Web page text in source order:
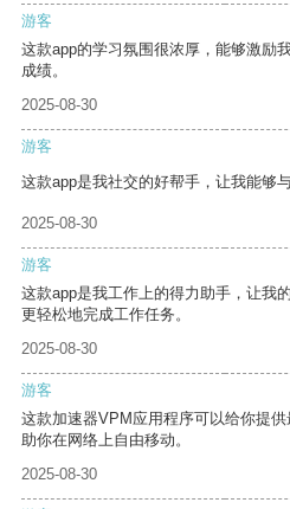
游客
这款app的学习氛围很浓厚，能够激励
成绩。
2025-08-30
游客
这款app是我社交的好帮手，让我能够
2025-08-30
游客
这款app是我工作上的得力助手，让我
更轻松地完成工作任务。
2025-08-30
游客
这款加速器VPM应用程序可以给你提
助你在网络上自由移动。
2025-08-30